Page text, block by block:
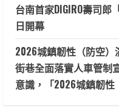
台南首家DIGIRO壽司
日開幕
2026城鎮韌性（防空
街巷全面落實人車管制
意識，「2026城鎮韌性